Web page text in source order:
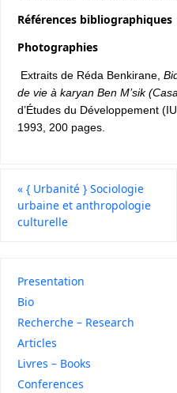
Références bibliographiques
Photographies
Extraits de Réda Benkirane,
de vie à karyan Ben M’sik
d’Études du Développement
1993, 200 pages.
« { Urbanité } Sociologie
urbaine et anthropologie
culturelle
Presentation
Bio
Recherche – Research
Articles
Livres – Books
Conferences